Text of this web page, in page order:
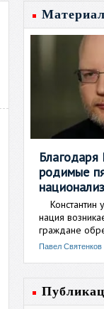
Благодаря
родимые
Константин
нация
граждане
Павел Святенков